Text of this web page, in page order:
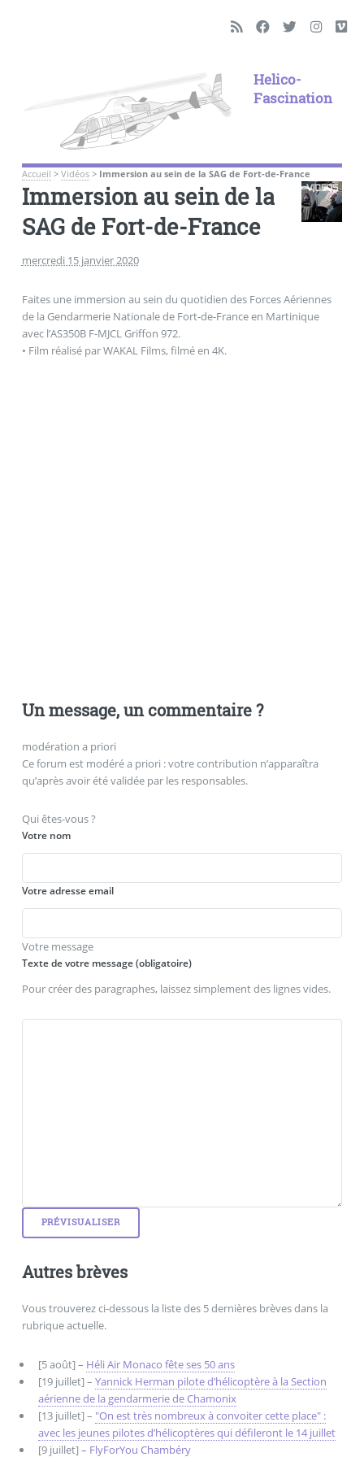
Helico-
Fascination
Accueil > Vidéos> Immersion au sein de la SAG de Fort-de-France
Immersion au sein de la
SAG de Fort-de-France
mercredi 15 janvier 2020
Faites une immersion au sein du quotidien des Forces Aériennes
de la Gendarmerie Nationale de Fort-de-France en Martinique
avec l’AS350B F-MJCL Griffon 972.
• Film réalisé par WAKAL Films, filmé en 4K.
Un message, un commentaire ?
modération a priori
Ce forum est modéré a priori : votre contribution n’apparaîtra
qu’après avoir été validée par les responsables.
Qui êtes-vous ?
Votre nom
Votre adresse email
Votre message
Texte de votre message (obligatoire)
Pour créer des paragraphes, laissez simplement des lignes vides.
Autres brèves
Vous trouverez ci-dessous la liste des 5 dernières brèves dans la
rubrique actuelle.
[5 août] – Héli Air Monaco fête ses 50 ans
[19 juillet] – Yannick Herman pilote d’hélicoptère à la Section
aérienne de la gendarmerie de Chamonix
[13 juillet] – "On est très nombreux à convoiter cette place" :
avec les jeunes pilotes d’hélicoptères qui défileront le 14 juillet
[9 juillet] – FlyForYou Chambéry